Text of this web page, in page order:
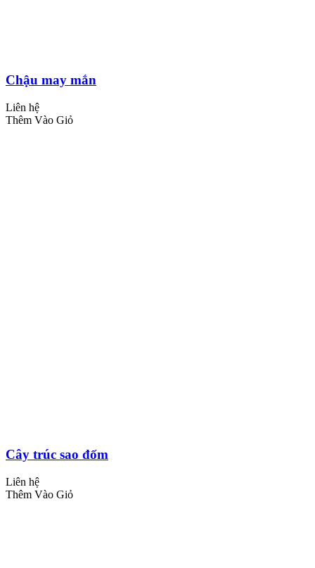
Chậu may mắn
Liên hệ
Thêm Vào Giỏ
Cây trúc sao đốm
Liên hệ
Thêm Vào Giỏ